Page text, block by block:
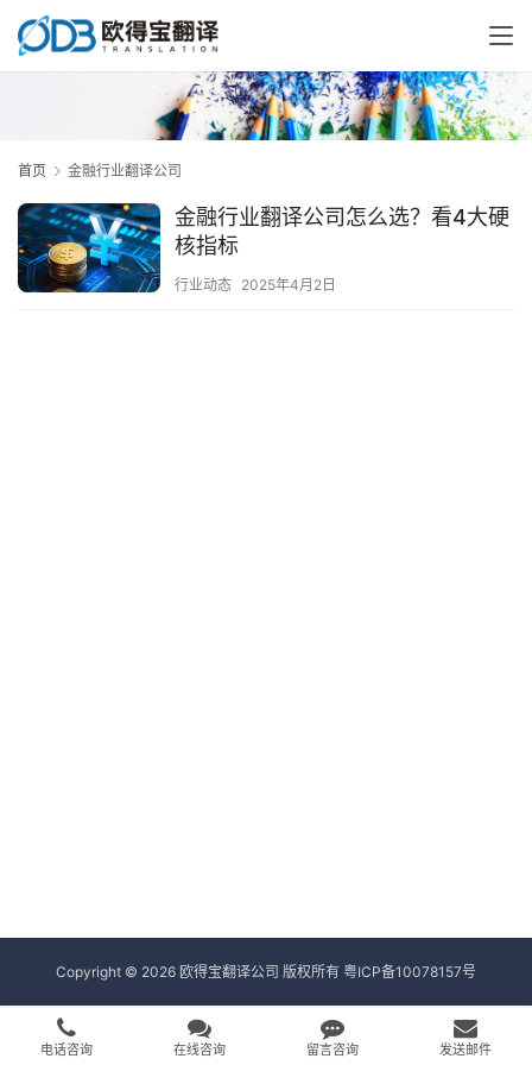
首页 金融行业翻译公司
金融行业翻译公司怎么选？看4大硬
核指标
行业动态 2025年4月2日
Copyright © 2026 欧得宝翻译公司 版权所有 粤ICP备10078157号
电话咨询 在线咨询 留言咨询 发送邮件